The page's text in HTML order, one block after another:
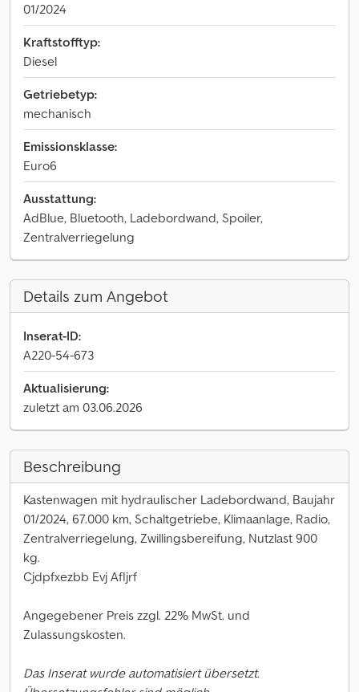
01/2024
Kraftstofftyp:
Diesel
Getriebetyp:
mechanisch
Emissionsklasse:
Euro6
Ausstattung:
AdBlue, Bluetooth, Ladebordwand, Spoiler,
Zentralverriegelung
Details zum Angebot
Inserat-ID:
A220-54-673
Aktualisierung:
zuletzt am 03.06.2026
Beschreibung
Kastenwagen mit hydraulischer Ladebordwand, Baujahr
01/2024, 67.000 km, Schaltgetriebe, Klimaanlage, Radio,
Zentralverriegelung, Zwillingsbereifung, Nutzlast 900
kg.
Cjdpfxezbb Evj Afljrf
Angegebener Preis zzgl. 22% MwSt. und
Zulassungskosten.
Das Inserat wurde automatisiert übersetzt.